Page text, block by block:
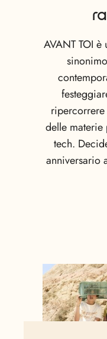
AVANT TOI
ripercorrere
delle materie
tech.
anniversario